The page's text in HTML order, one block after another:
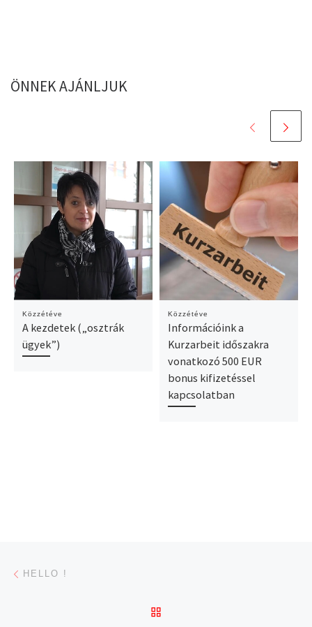
ÖNNEK AJÁNLJUK
Közzétéve
A kezdetek („osztrák
ügyek”)
Közzétéve
Információink a
Kurzarbeit időszakra
vonatkozó 500 EUR
bonus kifizetéssel
kapcsolatban
Navigálás a bejegyzések között
HELLO !